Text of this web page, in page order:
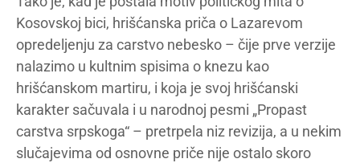
Kosovskoj bici, hrišćanska priča o Lazarevom
opredeljenju za carstvo nebesko – čije prve verzije
nalazimo u kultnim spisima o knezu kao
hrišćanskom martiru, i koja je svoj hrišćanski
karakter sačuvala i u narodnoj pesmi „Propast
carstva srpskoga“ – pretrpela niz revizija, a u nekim
slučajevima od osnovne priče nije ostalo skoro